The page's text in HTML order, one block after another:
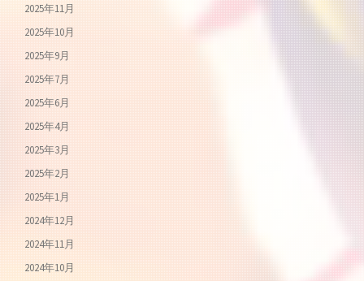
2025年11月
2025年10月
2025年9月
2025年7月
2025年6月
2025年4月
2025年3月
2025年2月
2025年1月
2024年12月
2024年11月
2024年10月